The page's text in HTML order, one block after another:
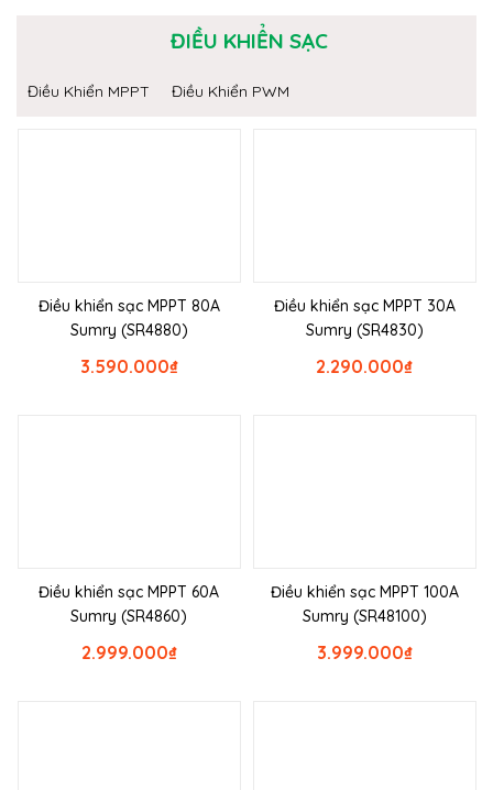
ĐIỀU KHIỂN SẠC
Điều Khiển MPPT Điều Khiển PWM
Điều khiển sạc MPPT 80A
Sumry (SR4880)
₫
3.590.000
Điều khiển sạc MPPT 30A
Sumry (SR4830)
₫
2.290.000
Điều khiển sạc MPPT 60A
Sumry (SR4860)
₫
2.999.000
Điều khiển sạc MPPT 100A
Sumry (SR48100)
₫
3.999.000